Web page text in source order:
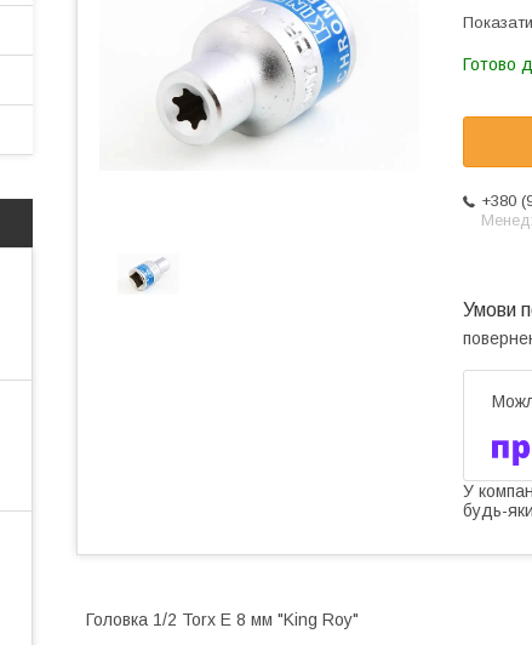
Готово
+380
У
будь-
Головка 1/2 Torx E 8 мм "King Roy"